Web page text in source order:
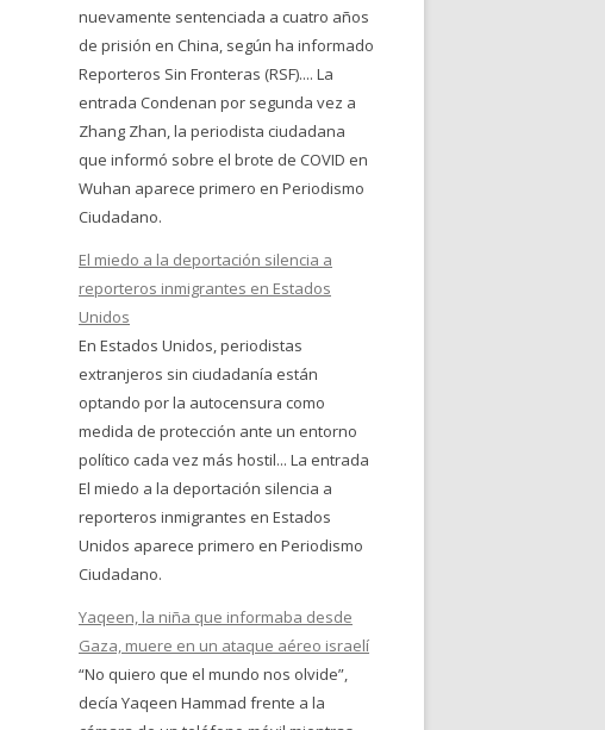
nuevamente sentenciada a cuatro años
de prisión en China, según ha informado
Reporteros Sin Fronteras (RSF).... La
entrada Condenan por segunda vez a
Zhang Zhan, la periodista ciudadana
que informó sobre el brote de COVID en
Wuhan aparece primero en Periodismo
Ciudadano.
El miedo a la deportación silencia a
reporteros inmigrantes en Estados
Unidos
En Estados Unidos, periodistas
extranjeros sin ciudadanía están
optando por la autocensura como
medida de protección ante un entorno
político cada vez más hostil... La entrada
El miedo a la deportación silencia a
reporteros inmigrantes en Estados
Unidos aparece primero en Periodismo
Ciudadano.
Yaqeen, la niña que informaba desde
Gaza, muere en un ataque aéreo israelí
“No quiero que el mundo nos olvide”,
decía Yaqeen Hammad frente a la